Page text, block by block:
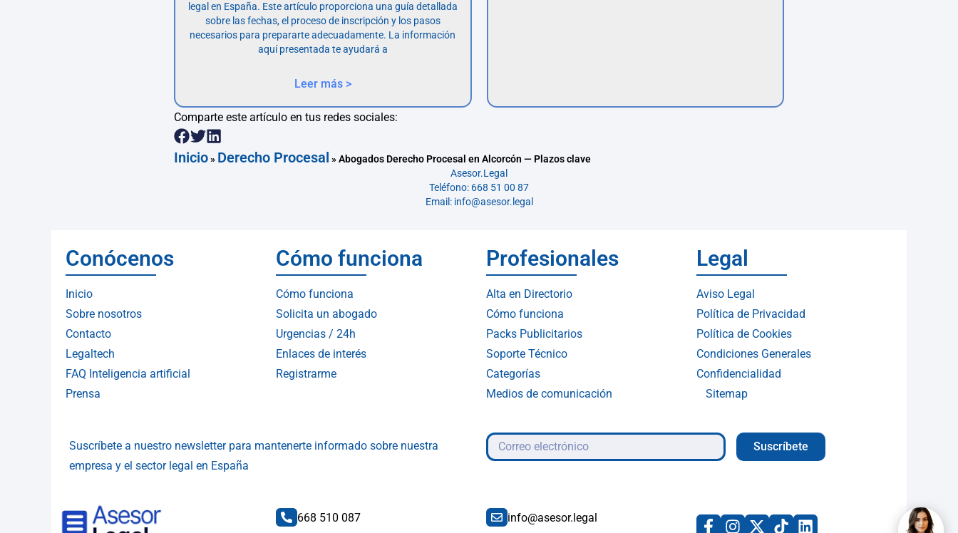
legal en España. Este artículo proporciona una guía detallada
sobre las fechas, el proceso de inscripción y los pasos
necesarios para prepararte adecuadamente. La información
aquí presentada te ayudará a
Leer más >
Comparte este artículo en tus redes sociales:
Inicio» Derecho Procesal »Abogados Derecho Procesal en Alcorcón — Plazos clave
Asesor.Legal
Teléfono: 668 51 00 87
Email: info@asesor.legal
Conócenos
Inicio
Sobre nosotros
Contacto
Legaltech
FAQ Inteligencia artificial
Prensa
Cómo funciona
Cómo funciona
Solicita un abogado
Urgencias / 24h
Enlaces de interés
Registrarme
Profesionales
Alta en Directorio
Cómo funciona
Packs Publicitarios
Soporte Técnico
Categorías
Medios de comunicación
Legal
Aviso Legal
Política de Privacidad
Política de Cookies
Condiciones Generales
Confidencialidad
Sitemap
Suscríbete a nuestro newsletter para mantenerte informado sobre nuestra
empresa y el sector legal en España
Suscríbete
668 510 087 info@asesor.legal